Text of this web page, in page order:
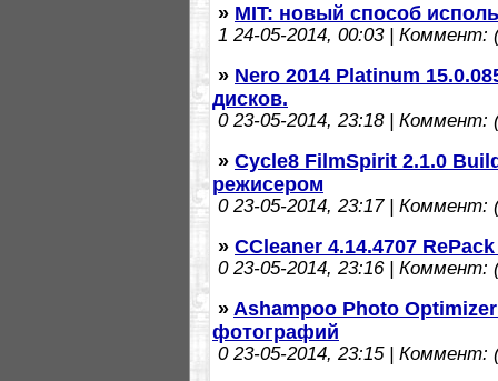
» MIT: новый способ
1 24-05-2014, 00:03 | Коммент:
» Nero 2014 Platinum
дисков.
023-05-2014, 23:18 | Коммент:
» Cycle8 FilmSpirit 2.1.0
режисером
023-05-2014, 23:17 | Коммент:
» CCleaner 4.14.4707
023-05-2014, 23:16 | Коммент:
» Ashampoo Photo
фотографий
023-05-2014, 23:15 | Коммент: